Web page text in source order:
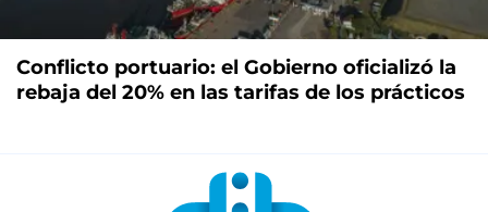
Conflicto portuario: el Gobierno oficializó la
rebaja del 20% en las tarifas de los prácticos